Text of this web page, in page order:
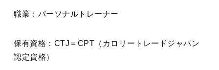
職業：パーソナルトレーナー
保有資格：CTJ＝CPT（カロリートレードジャパン
認定資格）